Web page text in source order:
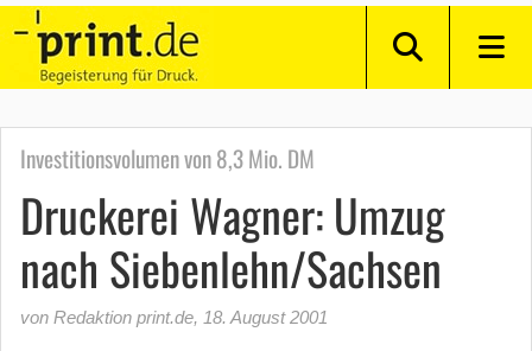
Investitionsvolumen von 8,3 Mio. DM
Druckerei Wagner: Umzug
nach Siebenlehn/Sachsen
von Redaktion print.de, 18. August 2001